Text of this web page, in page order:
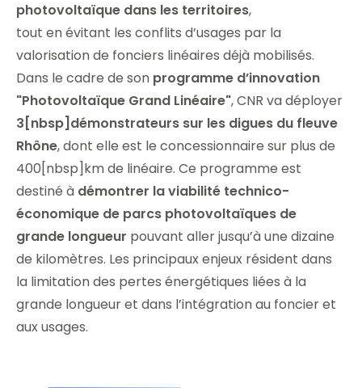
photovoltaïque dans les territoires,
tout en évitant les conflits d’usages par la
valorisation de fonciers linéaires déjà mobilisés.
Dans le cadre de son programme d’innovation
"Photovoltaïque Grand Linéaire", CNR va déployer
3[nbsp]démonstrateurs sur les digues du fleuve
Rhône, dont elle est le concessionnaire sur plus de
400[nbsp]km de linéaire. Ce programme est
destiné à démontrer la viabilité technico-
économique de parcs photovoltaïques de
grande longueur pouvant aller jusqu’à une dizaine
de kilomètres. Les principaux enjeux résident dans
la limitation des pertes énergétiques liées à la
grande longueur et dans l’intégration au foncier et
aux usages.